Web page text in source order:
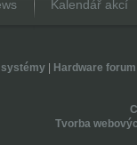
Kalendář akcí
systémy| Hardware forum
Tvorba